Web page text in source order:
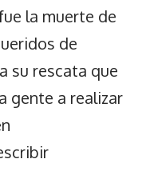
la muerte de
de
su rescata que
gente a realizar